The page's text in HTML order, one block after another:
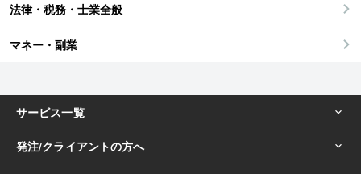
法律・税務・士業全般
マネー・副業